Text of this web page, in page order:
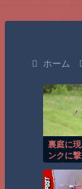
ホーム
裏庭に
ンクに